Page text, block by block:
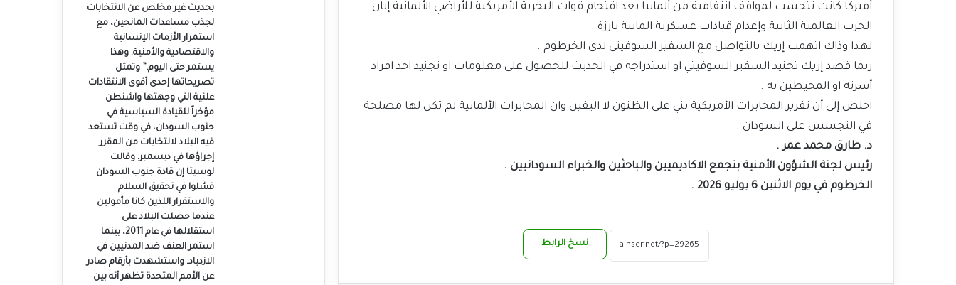
أميركا كانت تتحسب لمواقف انتقامية من ألمانيا بعد اقتحام قوات البحرية الأمريكية للأراضي الألمانية إبان
الحرب العالمية الثانية وإعدام قيادات عسكرية المانية بارزة .
لهذا وذاك اتهمت إريك بالتواصل مع السفير السوفيتي لدى الخرطوم .
ربما قصد إريك تجنيد السفير السوفيتي او استدراجه في الحديث للحصول على معلومات او تجنيد احد افراد
أسرته او المحيطين به .
اخلص إلى أن تقرير المخابرات الأمريكية بني على الظنون لا اليقين وان المخابرات الألمانية لم تكن لها مصلحة
في التجسس على السودان .
د. طارق محمد عمر .
رئيس لجنة الشؤون الأمنية بتجمع الاكاديميين والباحثين والخبراء السودانيين .
الخرطوم في يوم الاثنين 6 يوليو 2026 .
نسخ الرابط
بحديث غير مخلص عن الانتخابات
لجذب مساعدات المانحين، مع
استمرار الأزمات الإنسانية
والاقتصادية والأمنية. وهذا
يستمر حتى اليوم.” وتمثل
تصريحاتها إحدى أقوى الانتقادات
علنية التي وجهتها واشنطن
مؤخراً للقيادة السياسية في
جنوب السودان، في وقت تستعد
فيه البلاد لانتخابات من المقرر
إجراؤها في ديسمبر. وقالت
لوسيتا إن قادة جنوب السودان
فشلوا في تحقيق السلام
والاستقرار اللذين كانا مأمولين
عندما حصلت البلاد على
استقلالها في عام 2011، بينما
استمر العنف ضد المدنيين في
الازدياد. واستشهدت بأرقام صادر
عن الأمم المتحدة تظهر أنه بين